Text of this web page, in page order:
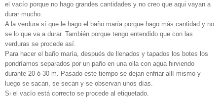
el vacío porque no hago grandes cantidades y no creo que aqui vayan a
durar mucho.
A la verdura sí que le hago el baño maría porque hago más cantidad y no
se lo que va a durar. También porque tengo entendido que con las
verduras se procede así.
Para hacer el baño maría, después de llenados y tapados los botes los
pondríamos separados por un paño en una olla con agua hirviendo
durante 20 ó 30 m. Pasado este tiempo se dejan enfriar allí mismo y
luego se sacan, se secan y se observan unos días.
Si el vacío está correcto se procede al etiquetado.